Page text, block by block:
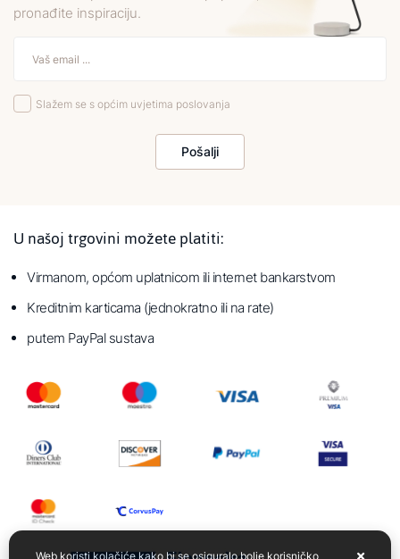
pronađite inspiraciju.
Slažem se s općim uvjetima poslovanja
Pošalji
U našoj trgovini možete platiti:
Virmanom, općom uplatnicom ili internet bankarstvom
Kreditnim karticama (jednokratno ili na rate)
putem PayPal sustava
Web koristi kolačiće kako bi se osiguralo bolje korisničko